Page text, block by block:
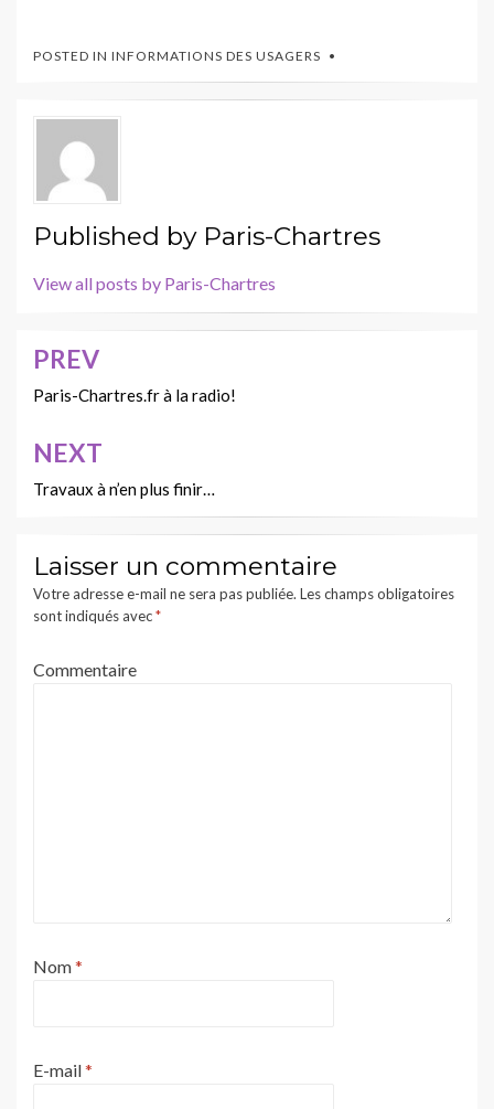
POSTED IN INFORMATIONS DES USAGERS
Published by Paris-Chartres
View all posts by Paris-Chartres
Navigation
de
l’article
PREV
Paris-Chartres.fr à la radio!
NEXT
Travaux à n’en plus finir…
Laisser un commentaire
Votre adresse e-mail ne sera pas publiée. Les champs obligatoires
sont indiqués avec*
Commentaire
Nom*
E-mail*